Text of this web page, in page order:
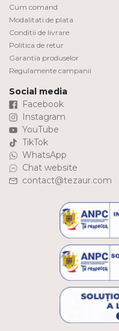
Cum comand
Modalitati de plata
Conditii de livrare
Politica de retur
Garantia produselor
Regulamente campanii
Social media
Facebook
Instagram
YouTube
TikTok
WhatsApp
Chat website
contact@tezaur.com